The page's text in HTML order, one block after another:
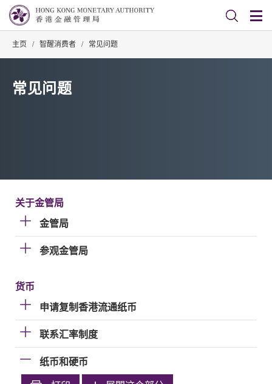
主页 / 智醒消费者 / 常见问题
常见问题
关于金管局
金管局
参观金管局
货币
申请复制香港流通纸币
联系汇率制度
纸币和硬币